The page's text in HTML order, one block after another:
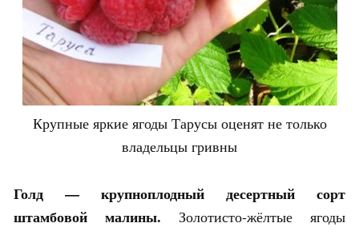
Крупные яркие ягоды Тарусы оценят не только
владельцы гривны
Голд — крупноплодный десертный сорт
штамбовой малины. Золотисто-жёлтые ягоды